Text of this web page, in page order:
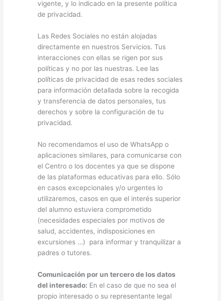
vigente, y lo indicado en la presente política
de privacidad.
Las Redes Sociales no están alojadas
directamente en nuestros Servicios. Tus
interacciones con ellas se rigen por sus
políticas y no por las nuestras. Lee las
políticas de privacidad de esas redes sociales
para información detallada sobre la recogida
y transferencia de datos personales, tus
derechos y sobre la configuración de tu
privacidad.
No recomendamos el uso de WhatsApp o
aplicaciones similares, para comunicarse con
el Centro o los docentes ya que se dispone
de las plataformas educativas para ello. Sólo
en casos excepcionales y/o urgentes lo
utilizaremos, casos en que el interés superior
del alumno estuviera comprometido
(necesidades especiales por motivos de
salud, accidentes, indisposiciones en
excursiones …) para informar y tranquilizar a
padres o tutores.
Comunicación por un tercero de los datos
del interesado: En el caso de que no sea el
propio interesado o su representante legal